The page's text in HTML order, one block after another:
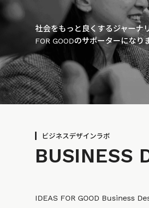
社会をもっと良くするジャーナ
FOR GOODのサポーターになり
ビジネスデザインラボ
BUSINESS
IDEAS FOR GOOD Business